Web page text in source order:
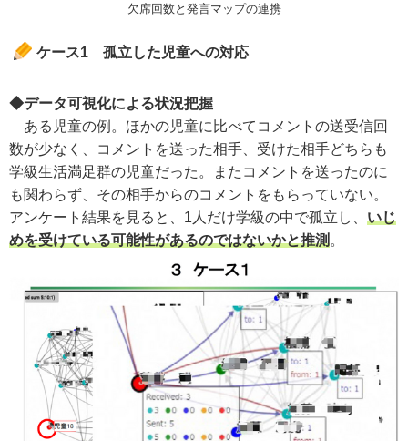
欠席回数と発言マップの連携
ケース1 孤立した児童への対応
◆データ可視化による状況把握
ある児童の例。ほかの児童に比べてコメントの送受信回
数が少なく、コメントを送った相手、受けた相手どちらも
学級生活満足群の児童だった。またコメントを送ったのに
も関わらず、その相手からのコメントをもらっていない。
アンケート結果を見ると、1人だけ学級の中で孤立し、 いじ
めを受けている可能性があるのではないかと推測。